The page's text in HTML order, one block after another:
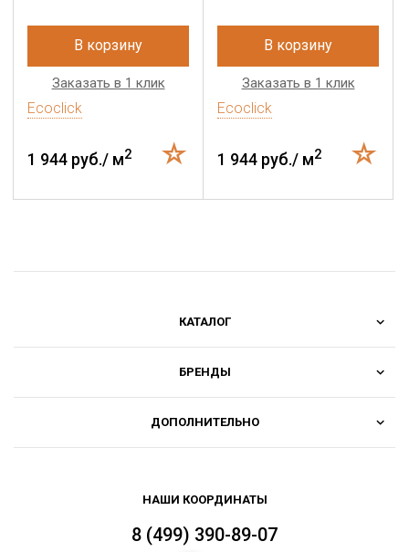
В корзину
Заказать в 1 клик
Ecoclick
1 944 руб./ м2
В корзину
Заказать в 1 клик
Ecoclick
1 944 руб./ м2
КАТАЛОГ
БРЕНДЫ
ДОПОЛНИТЕЛЬНО
НАШИ КООРДИНАТЫ
8 (499) 390-89-07